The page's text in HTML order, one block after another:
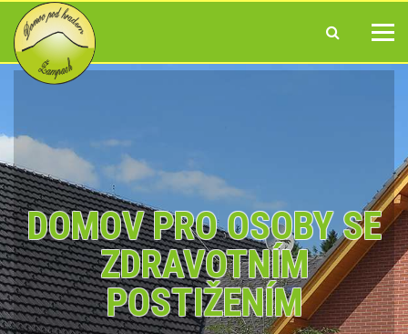
DOMOV PRO OSOBY SE
ZDRAVOTNÍM
POSTIŽENÍM